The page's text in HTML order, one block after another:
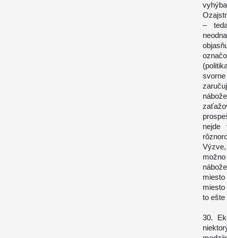
–
nejde
to
30.